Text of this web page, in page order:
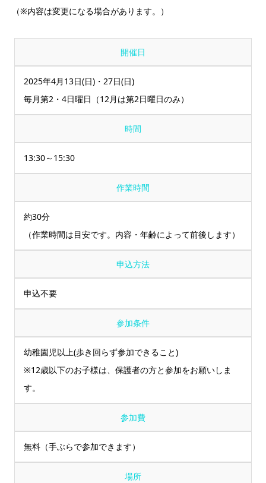
（※内容は変更になる場合があります。）
開催日
2025年4月13日(日)・27日(日)
毎月第2・4日曜日（12月は第2日曜日のみ）
時間
13:30～15:30
作業時間
約30分
（作業時間は目安です。内容・年齢によって前後します）
申込方法
申込不要
参加条件
幼稚園児以上(歩き回らず参加できること)
※12歳以下のお子様は、保護者の方と参加をお願いしま
す。
参加費
無料（手ぶらで参加できます）
場所